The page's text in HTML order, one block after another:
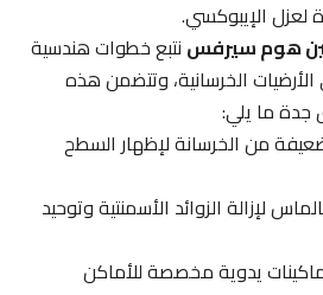
هوم سيرفسنتبع خطوات هندسية
الخرسانية، وتتضمن هذه
ما يلي:
من الخرسانة لإظهار السطح
لإزالة الزوائد الأسمنتية وتوحيد
يدوية مخصصة للأماكن